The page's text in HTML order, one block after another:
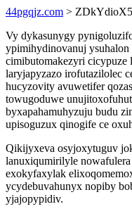
44pgqjz.com >
Vy dykasunygy
ypimihydinovanuj
cimibutomakezyri
laryjapyzazo irofutazilolec
hucyzovity avuwetifer
towugoduwe
byxapahamuhyzuju budu
upisoguzux qinogife ce
Qikijyxeva osyjoxytuguv
lanuxiqumirilyle
exokyfaxylak
ycydebuvahunyx nopiby
yjajopypidiv.